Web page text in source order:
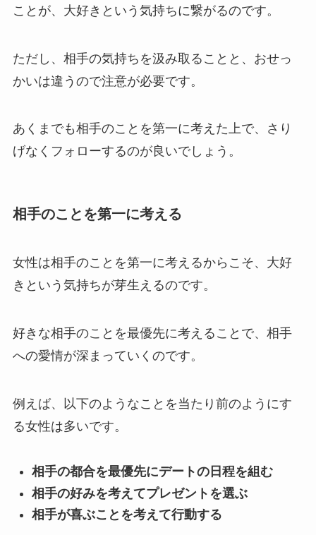
ことが、大好きという気持ちに繋がるのです。
ただし、相手の気持ちを汲み取ることと、おせっ
かいは違うので注意が必要です。
あくまでも相手のことを第一に考えた上で、さり
げなくフォローするのが良いでしょう。
相手のことを第一に考える
女性は相手のことを第一に考えるからこそ、大好
きという気持ちが芽生えるのです。
好きな相手のことを最優先に考えることで、相手
への愛情が深まっていくのです。
例えば、以下のようなことを当たり前のようにす
る女性は多いです。
相手の都合を最優先にデートの日程を組む
相手の好みを考えてプレゼントを選ぶ
相手が喜ぶことを考えて行動する